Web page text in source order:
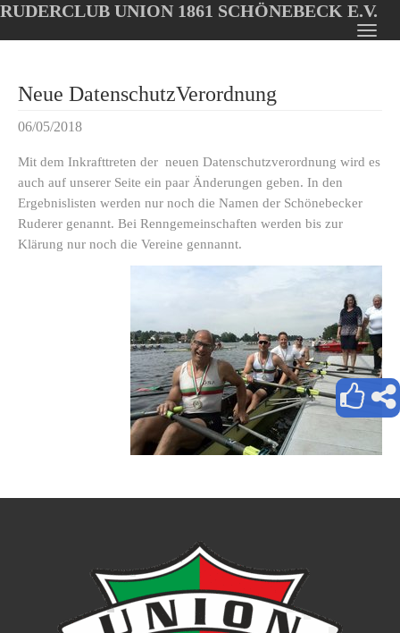
Oops, an error occurred! Code: 20260810165229b9ebd887
main
RUDERCLUB UNION 1861 SCHÖNEBECK E.V.
Neue DatenschutzVerordnung
06/05/2018
Mit dem Inkrafttreten der neuen Datenschutzverordnung wird es
auch auf unserer Seite ein paar Änderungen geben. In den
Ergebnislisten werden nur noch die Namen der Schönebecker
Ruderer genannt. Bei Renngemeinschaften werden bis zur
Klärung nur noch die Vereine gennannt.